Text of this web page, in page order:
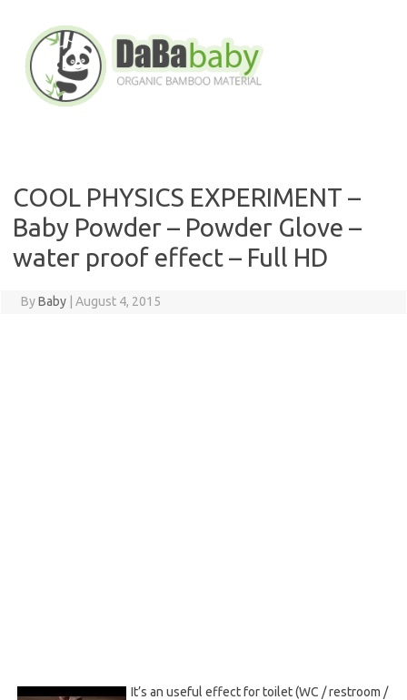
content
COOL PHYSICS EXPERIMENT –
Baby Powder – Powder Glove –
water proof effect – Full HD
ByBaby August 4, 2015
It’s an useful effect for toilet (WC / restroom /